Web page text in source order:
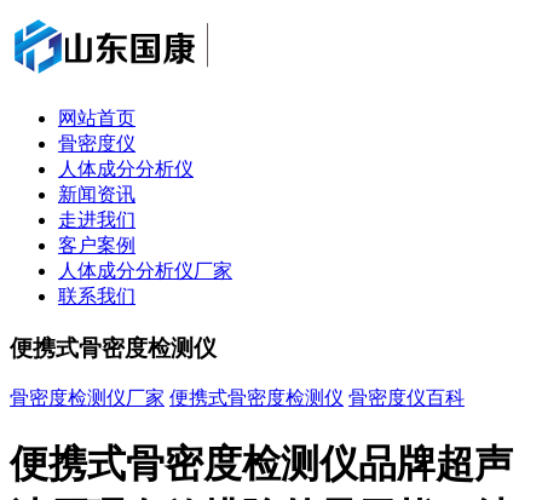
网站首页
骨密度仪
人体成分分析仪
新闻资讯
走进我们
客户案例
人体成分分析仪厂家
联系我们
便携式骨密度检测仪
骨密度检测仪厂家 便携式骨密度检测仪 骨密度仪百科
便携式骨密度检测仪品牌超声